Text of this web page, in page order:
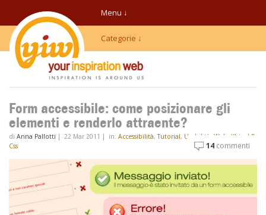
Menu ↓
Categorie ↓
Form accessibile: come posizionare gli
elementi e renderlo attraente?
di Anna Pallotti | 22 Mar 2011 | in: Accessibilità,Tutorial, Usabilità Web
Xhtml &
Css
14 commenti